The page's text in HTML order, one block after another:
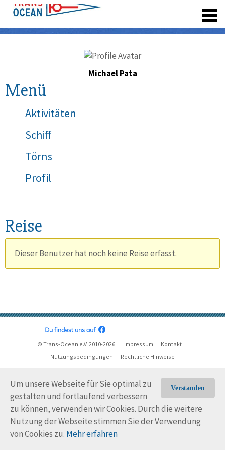
Verstanden
Um unsere Webseite für Sie optimal zu
gestalten und fortlaufend verbessern
zu können, verwenden wir Cookies. Durch die weitere
Nutzung der Webseite stimmen Sie der Verwendung
von Cookies zu. Mehr erfahren
Michael Pata
Menü
Aktivitäten
Schiff
Törns
Profil
Reise
Dieser Benutzer hat noch keine Reise erfasst.
© Trans-Ocean e.V. 2010-2026 Impressum
Kontakt
Nutzungsbedingungen
Rechtliche Hinweise